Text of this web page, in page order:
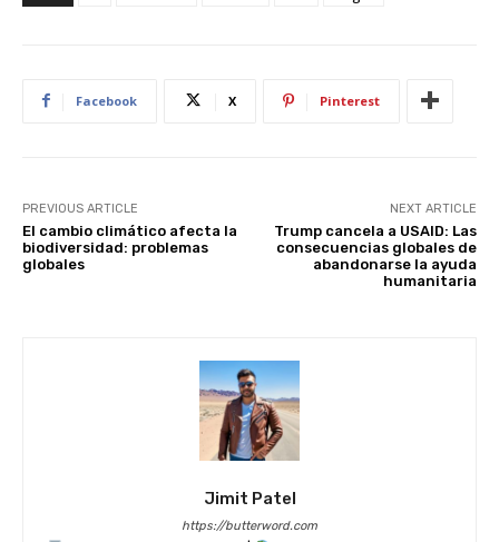
p
Facebook X Pinterest
PREVIOUS ARTICLE
El cambio climático afecta la
biodiversidad: problemas
globales
NEXT ARTICLE
Trump cancela a USAID: Las
consecuencias globales de
abandonarse la ayuda
humanitaria
Jimit Patel
https://butterword.com